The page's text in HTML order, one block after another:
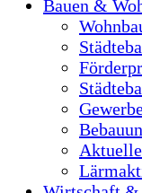
Bauen &